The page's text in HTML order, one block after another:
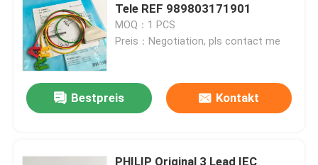
Tele REF 989803171901
MOQ：1 PCS
Preis：Negotiation, pls contact me
Bestpreis Kontakt
PHILIP Original 3 Lead IEC